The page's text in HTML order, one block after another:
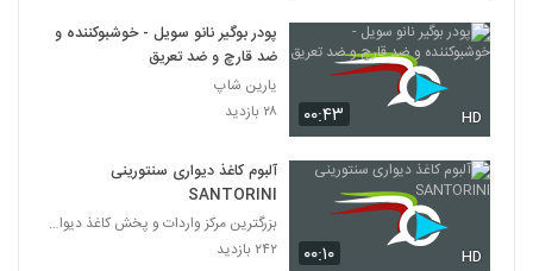
۰۰:۴۳ HD
پودر بوگیر نانو سویل - خوشبوکننده و
ضد قارچ و ضد تعریق
یارین شاپ
۲۸ بازدید
۰۰:۱۰ HD
آلبوم کاغذ دیواری سنتورینی
SANTORINI
بزرگترین مرکز واردات و پخش کاغذ دیواری
۲۴۲ بازدید